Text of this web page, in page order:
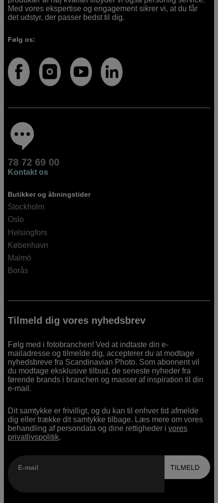
Med vores ekspertise og engagement sikrer vi, at du får
det udstyr, der passer bedst til dig.
Følg os:
78 72 69 00
Kontakt os
Butikker og åbningstider
Stockholm
Oslo
Helsingfors
København
Malmö
Borås
Tilmeld dig vores nyhedsbrev
Følg med i fotobranchen! Ved at indtaste din e-
mailadresse og tilmelde dig, accepterer du at modtage
nyhedsbreve fra Scandinavian Photo. Som abonnent vil
du modtage eksklusive tilbud, de seneste nyheder fra
førende brands i branchen og masser af inspiration til din
e-mail.
Dit samtykke er frivilligt, og du kan til enhver tid afmelde
dig eller trække dit samtykke tilbage. Læs mere om vores
behandling af persondata og dine rettigheder ivores
privatlivspolitik.
E-mail TILMELD